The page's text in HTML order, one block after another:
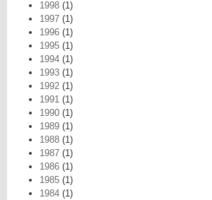
1998 (1)
1997 (1)
1996 (1)
1995 (1)
1994 (1)
1993 (1)
1992 (1)
1991 (1)
1990 (1)
1989 (1)
1988 (1)
1987 (1)
1986 (1)
1985 (1)
1984 (1)